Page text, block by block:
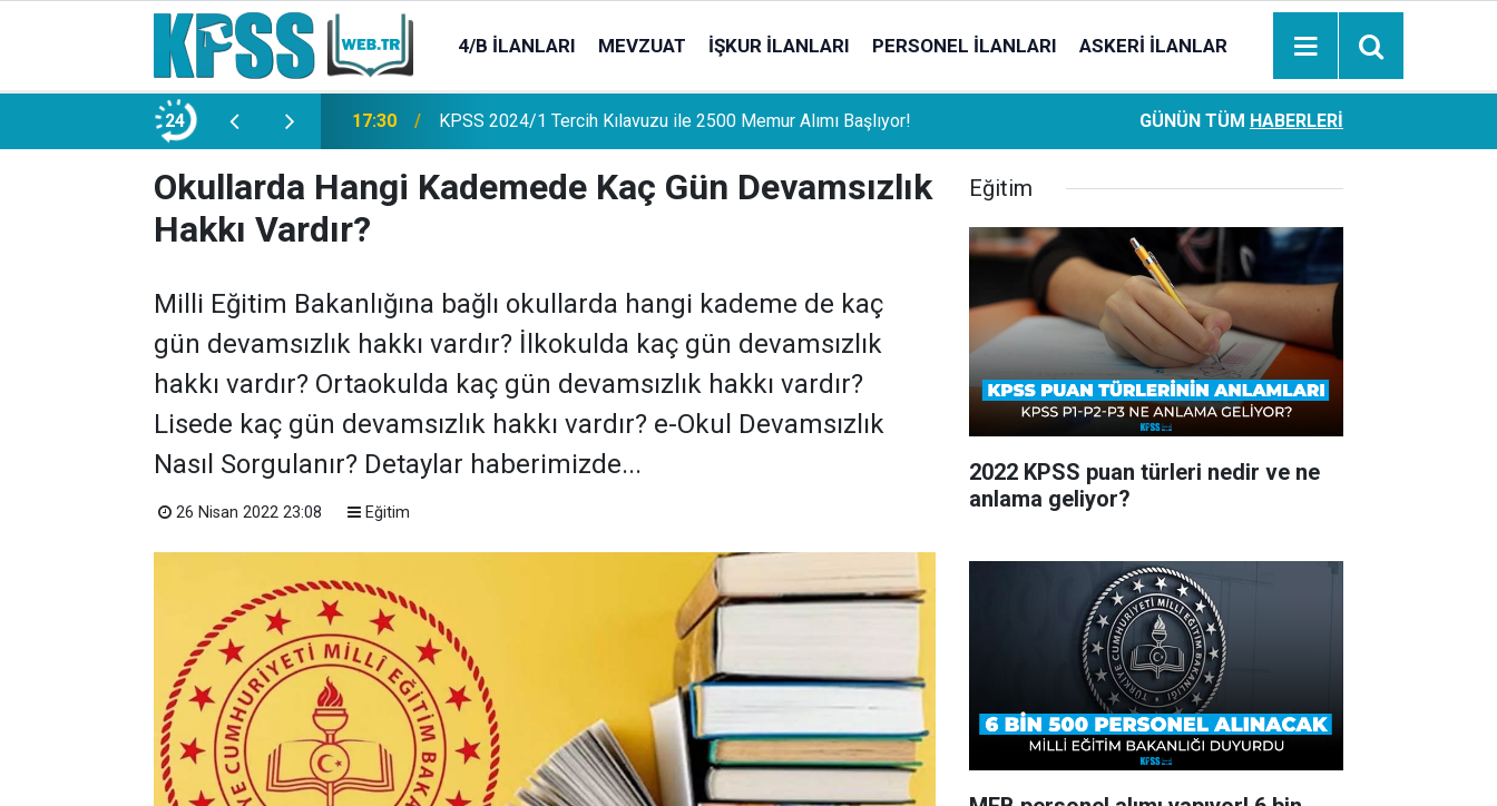
4/B İLANLARI MEVZUAT İŞKUR İLANLARI PERSONEL İLANLARI ASKERI İLANLAR
24
Memur Alımı Başlıyor! 21:20 TL Mevduat Sahipleri İçin Önemli Gelişme: Stopaj Oranları Artıyor!
Ziraat Bankası başvuran emeklilere hemen ödeme
hesaplara geçiyor
GÜNÜN TÜM HABERLERI
Okullarda Hangi Kademede Kaç Gün Devamsızlık
Hakkı Vardır?
Milli Eğitim Bakanlığına bağlı okullarda hangi kademe de kaç
gün devamsızlık hakkı vardır? İlkokulda kaç gün devamsızlık
hakkı vardır? Ortaokulda kaç gün devamsızlık hakkı vardır?
Lisede kaç gün devamsızlık hakkı vardır? e-Okul Devamsızlık
Nasıl Sorgulanır? Detaylar haberimizde...
26 Nisan 2022 23:08 Eğitim
Eğitim
2022 KPSS puan türleri nedir ve ne
anlama geliyor?